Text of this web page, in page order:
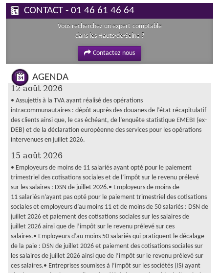
CONTACT - 01 46 61 46 64
Vous recherchez un expert-comptable
dans les Hauts-de-Seine ?
Contactez nous
AGENDA
12 août 2026
• Assujettis à la TVA ayant réalisé des opérations
intracommunautaires : dépôt auprès des douanes de l’état récapitulatif
des clients ainsi que, le cas échéant, de l’enquête statistique EMEBI (ex-
DEB) et de la déclaration européenne des services pour les opérations
intervenues en juillet 2026.
15 août 2026
• Employeurs de moins de 11 salariés ayant opté pour le paiement
trimestriel des cotisations sociales et de l’impôt sur le revenu prélevé
sur les salaires : DSN de juillet 2026.• Employeurs de moins de
11 salariés n’ayant pas opté pour le paiement trimestriel des cotisations
sociales et employeurs d’au moins 11 et de moins de 50 salariés : DSN de
juillet 2026 et paiement des cotisations sociales sur les salaires de
juillet 2026 ainsi que de l’impôt sur le revenu prélevé sur ces
salaires.• Employeurs d’au moins 50 salariés qui pratiquent le décalage
de la paie : DSN de juillet 2026 et paiement des cotisations sociales sur
les salaires de juillet 2026 ainsi que de l’impôt sur le revenu prélevé sur
ces salaires.• Entreprises soumises à l’impôt sur les sociétés (IS) ayant